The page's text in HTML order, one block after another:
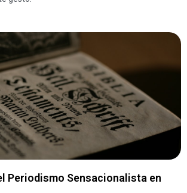
Periodismo Sensacionalista en